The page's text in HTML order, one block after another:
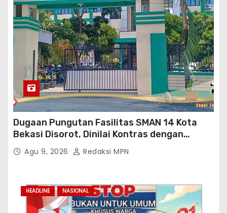
Dugaan Pungutan Fasilitas SMAN 14 Kota
Bekasi Disorot, Dinilai Kontras dengan
Prioritas Pendidikan Jabar
Agu 9, 2026 Redaksi MPN
HEADLINE NASIONAL